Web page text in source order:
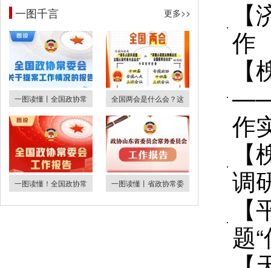
一图千言 更多>>
一图读懂丨全国政协常 全国两会是什么会？这
一图读懂！全国政协常 一图读懂丨省政协常委
作
——
作
调
题